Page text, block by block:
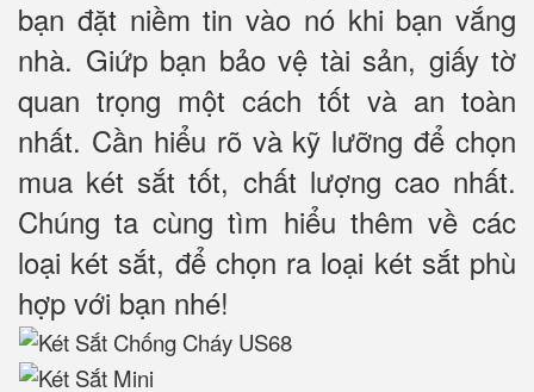
bạn đặt niềm tin vào nó khi bạn vắng
nhà. Giứp bạn bảo vệ tài sản, giấy tờ
quan trọng một cách tốt và an toàn
nhất. Cần hiểu rõ và kỹ lưỡng để chọn
mua két sắt tốt, chất lượng cao nhất.
Chúng ta cùng tìm hiểu thêm về các
loại két sắt, để chọn ra loại két sắt phù
hợp với bạn nhé!